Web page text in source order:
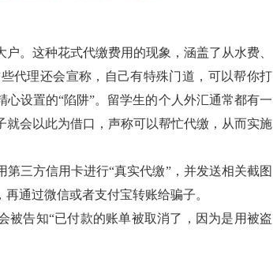
。这种花式代缴费用的现象，涵盖了从水费、
代理还会宣称，自己有特殊门道，可以帮你打
设置的“陷阱”。留学生的个人外汇通常都有一
会以此为借口，声称可以帮忙代缴，从而实施
三方信用卡进行“真实代缴”，并发送相关截图
通过微信或者支付宝转账给骗子。
被告知“已付款的账单被取消了，因为是用被盗